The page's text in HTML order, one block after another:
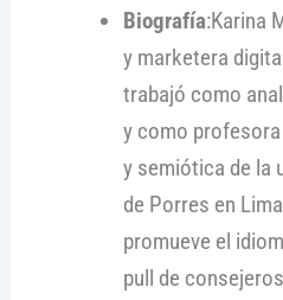
Biografía:Karina
y marketera
trabajó como
y como
y semiótica de la
de Porres en
promueve el
pull de